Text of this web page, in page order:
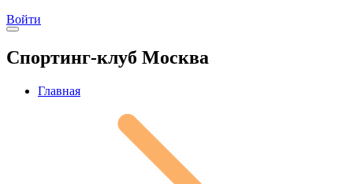
Войти
Спортинг-клуб Москва
Главная